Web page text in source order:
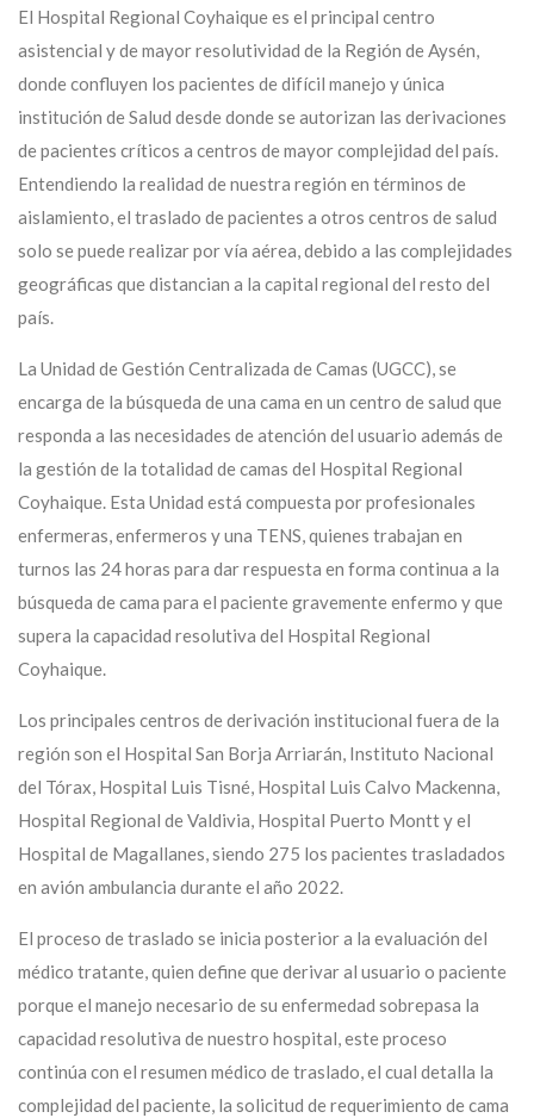
El Hospital Regional Coyhaique es el principal centro
asistencial y de mayor resolutividad de la Región de Aysén,
donde confluyen los pacientes de difícil manejo y única
institución de Salud desde donde se autorizan las derivaciones
de pacientes críticos a centros de mayor complejidad del país.
Entendiendo la realidad de nuestra región en términos de
aislamiento, el traslado de pacientes a otros centros de salud
solo se puede realizar por vía aérea, debido a las complejidades
geográficas que distancian a la capital regional del resto del
país.
La Unidad de Gestión Centralizada de Camas (UGCC), se
encarga de la búsqueda de una cama en un centro de salud que
responda a las necesidades de atención del usuario además de
la gestión de la totalidad de camas del Hospital Regional
Coyhaique. Esta Unidad está compuesta por profesionales
enfermeras, enfermeros y una TENS, quienes trabajan en
turnos las 24 horas para dar respuesta en forma continua a la
búsqueda de cama para el paciente gravemente enfermo y que
supera la capacidad resolutiva del Hospital Regional
Coyhaique.
Los principales centros de derivación institucional fuera de la
región son el Hospital San Borja Arriarán, Instituto Nacional
del Tórax, Hospital Luis Tisné, Hospital Luis Calvo Mackenna,
Hospital Regional de Valdivia, Hospital Puerto Montt y el
Hospital de Magallanes, siendo 275 los pacientes trasladados
en avión ambulancia durante el año 2022.
El proceso de traslado se inicia posterior a la evaluación del
médico tratante, quien define que derivar al usuario o paciente
porque el manejo necesario de su enfermedad sobrepasa la
capacidad resolutiva de nuestro hospital, este proceso
continúa con el resumen médico de traslado, el cual detalla la
complejidad del paciente, la solicitud de requerimiento de cama